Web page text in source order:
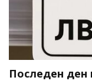
Последен ден